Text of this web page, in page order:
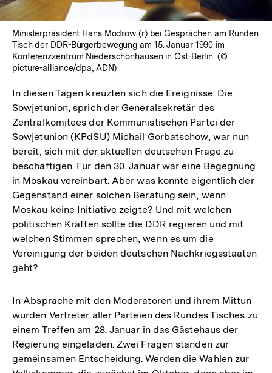
Ministerpräsident Hans Modrow (r) bei Gesprächen am Runden
Tisch der DDR-Bürgerbewegung am 15. Januar 1990 im
Konferenzzentrum Niederschönhausen in Ost-Berlin. (©
picture-alliance/dpa, ADN)
In diesen Tagen kreuzten sich die Ereignisse. Die
Sowjetunion, sprich der Generalsekretär des
Zentralkomitees der Kommunistischen Partei der
Sowjetunion (KPdSU) Michail Gorbatschow, war nun
bereit, sich mit der aktuellen deutschen Frage zu
beschäftigen. Für den 30. Januar war eine Begegnung
in Moskau vereinbart. Aber was konnte eigentlich der
Gegenstand einer solchen Beratung sein, wenn
Moskau keine Initiative zeigte? Und mit welchen
politischen Kräften sollte die DDR regieren und mit
welchen Stimmen sprechen, wenn es um die
Vereinigung der beiden deutschen Nachkriegsstaaten
geht?
In Absprache mit den Moderatoren und ihrem Mittun
wurden Vertreter aller Parteien des Rundes Tisches zu
einem Treffen am 28. Januar in das Gästehaus der
Regierung eingeladen. Zwei Fragen standen zur
gemeinsamen Entscheidung. Werden die Wahlen zur